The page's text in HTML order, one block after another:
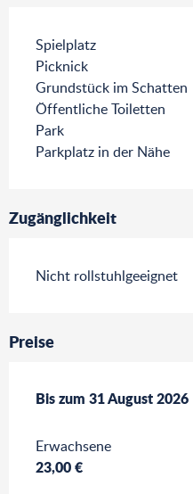
Spielplatz
Picknick
Grundstück im Schatten
Öffentliche Toiletten
Park
Parkplatz in der Nähe
Zugänglichkeit
Nicht rollstuhlgeeignet
Preise
ab7 Februar 2026bis zum
Bis zum 31 August 2026
Erwachsene
23,00 €